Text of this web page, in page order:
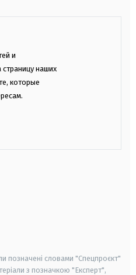
и
наших
которые
позначені словами "Спецпроєкт"
з позначкою "Експерт",